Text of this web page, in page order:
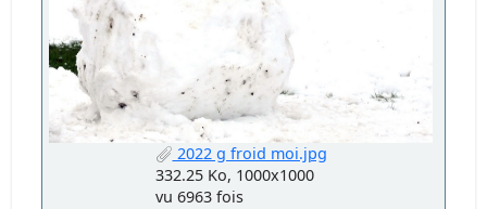
2022 g froid moi.jpg
332.25 Ko, 1000x1000
vu 6963 fois